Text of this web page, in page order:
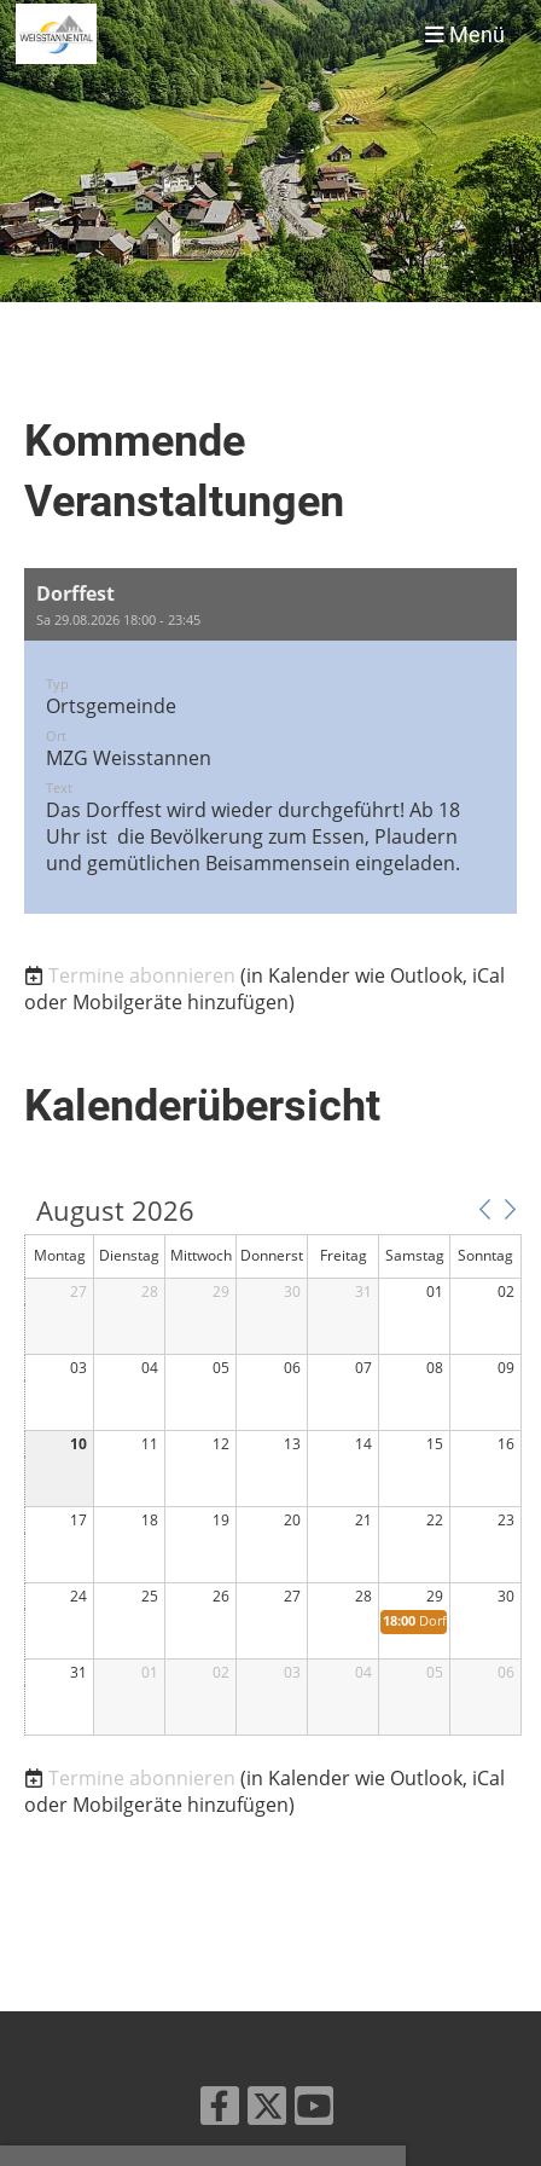
Menü
Kommende
Veranstaltungen
Dorffest
Sa 29.08.2026 18:00 - 23:45
Typ
Ortsgemeinde
Ort
MZG Weisstannen
Text
Das Dorffest wird wieder durchgeführt! Ab 18
Uhr ist die Bevölkerung zum Essen, Plaudern
und gemütlichen Beisammensein eingeladen.
Termine abonnieren (in Kalender wie Outlook, iCal
oder Mobilgeräte hinzufügen)
Kalenderübersicht
August 2026
Montag Dienstag Mittwoch Donnerst
Freitag Samstag
Sonntag
27
28 29 30 31 01 02
03 04 05 06 07 08 09
10 11 12 13 14 15 16
17 18 19 20 21 22 23
24 25 26 27 28 29 30
31 01 02 03 04 05 06
18:00 Dorffest
Termine abonnieren (in Kalender wie Outlook, iCal
oder Mobilgeräte hinzufügen)